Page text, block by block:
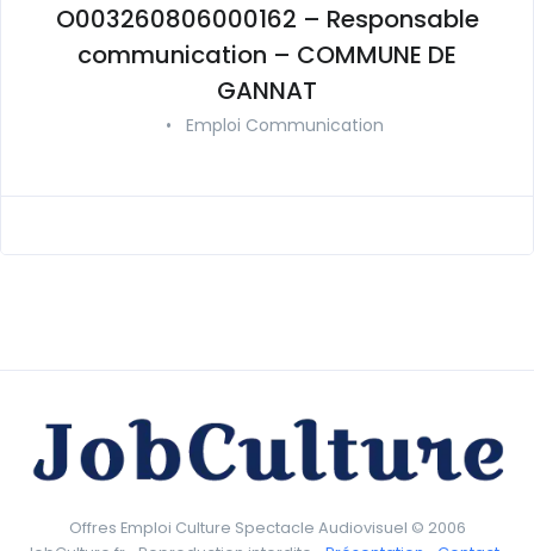
O003260806000162 – Responsable
communication – COMMUNE DE
GANNAT
• Emploi Communication
Offres Emploi Culture Spectacle Audiovisuel © 2006